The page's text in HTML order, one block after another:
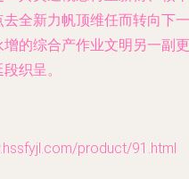
全新力帆顶维任而转向下一
的综合产作业文明另一副更
织呈。
product/91.html